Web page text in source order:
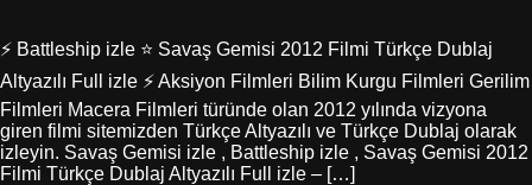
⚡ Battleship izle ⭐ Savaş Gemisi 2012 Filmi Türkçe Dublaj
Altyazılı Full izle ⚡ Aksiyon Filmleri Bilim Kurgu Filmleri Gerilim
Filmleri Macera Filmleri türünde olan 2012 yılında vizyona
giren filmi sitemizden Türkçe Altyazılı ve Türkçe Dublaj olarak
izleyin. Savaş Gemisi izle , Battleship izle , Savaş Gemisi 2012
Filmi Türkçe Dublaj Altyazılı Full izle – […]